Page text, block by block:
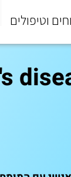
וטיפולים